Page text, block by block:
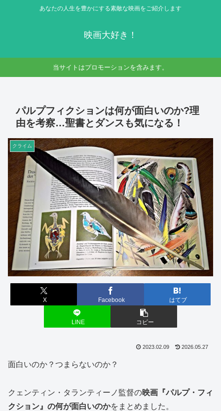
あなたの人生を豊かにする素敵な映画をご紹介します
映画大好き！
当サイトはプロモーションを含みます。
パルプフィクションは何が面白いのか?理
由を考察…聖書とダンスも気になる！
クライム
X Facebook はてブ
LINE コピー
2023.02.09 2026.05.27
面白いのか？つまらないのか？
クェンティン・タランティーノ監督の映画『パルプ・フィ
クション』の何が面白いのかをまとめました。